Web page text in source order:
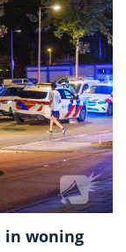
in woning